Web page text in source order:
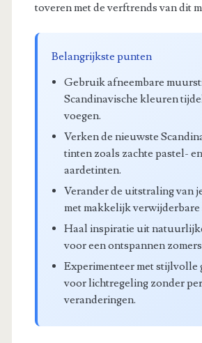
toveren met de verftrends van dit
Belangrijkste punten
Gebruik afneembare
Scandinavische kleuren
voegen.
Verken de nieuwste
tinten zoals zachte pastel-
aardetinten.
Verander de uitstraling van
met makkelijk verwijderbare
Haal inspiratie uit
voor een ontspannen
Experimenteer met stijlvolle
voor lichtregeling zonder
veranderingen.